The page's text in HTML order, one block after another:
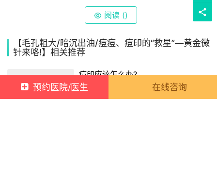
阅读 ()
【毛孔粗大/暗沉出油/痘痘、痘印的“救星”—黄金微
针来咯!】相关推荐
痘印应该怎么办?
2022-03-24 10:44:00
预约医院/医生 在线咨询